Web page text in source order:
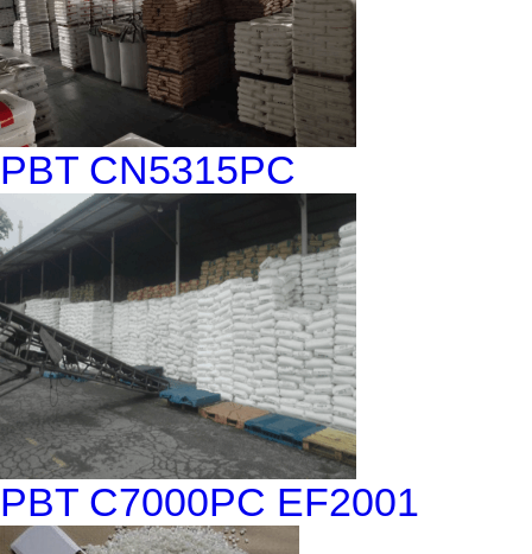
PBT CN5315PC
PBT C7000PC EF2001